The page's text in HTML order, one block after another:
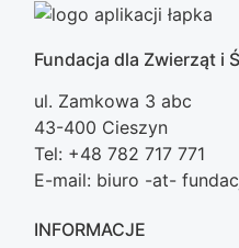
Fundacja dla Zwierząt i
ul. Zamkowa 3 abc
43-400 Cieszyn
Tel: +48 782 717 771
E-mail: biuro -at-
INFORMACJE